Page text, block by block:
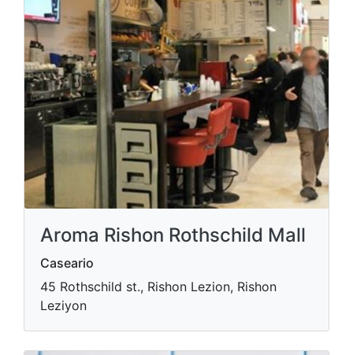
Aroma Rishon Rothschild Mall
Caseario
45 Rothschild st., Rishon Lezion, Rishon
Leziyon